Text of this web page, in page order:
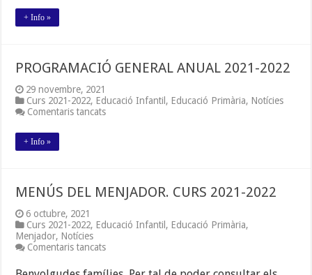
+ Info »
PROGRAMACIÓ GENERAL ANUAL 2021-2022
29 novembre, 2021
Curs 2021-2022, Educació Infantil , Educació Primària, Notícies
Comentaris tancatsa
+ Info »
MENÚS DEL MENJADOR. CURS 2021-2022
6 octubre, 2021
Curs 2021-2022, Educació Infantil , Educació Primària,
Menjador, Notícies
Comentaris tancatsa
DEL